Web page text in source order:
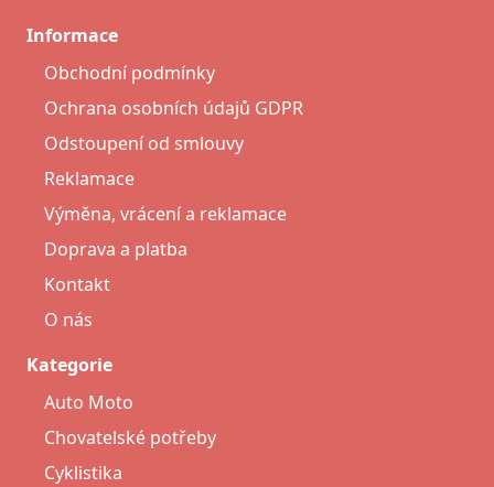
Informace
Obchodní podmínky
Ochrana osobních údajů GDPR
Odstoupení od smlouvy
Reklamace
Výměna, vrácení a reklamace
Doprava a platba
Kontakt
O nás
Kategorie
Auto Moto
Chovatelské potřeby
Cyklistika